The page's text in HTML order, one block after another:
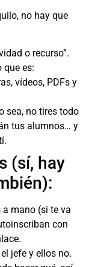
no hay que
o recurso”.
que es:
vídeos, PDFs y
sea, no tires todo
tus alumnos… y
(sí, hay
mano (si te va
con
jefe y ellos no.